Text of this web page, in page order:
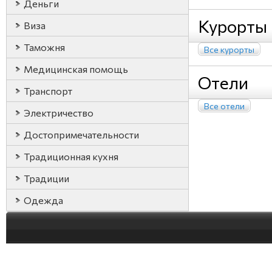
Деньги
Виза
Таможня
Медицинская помощь
Транспорт
Электричество
Достопримечательности
Традиционная кухня
Традиции
Одежда
Курорты
Все курорты
Отели
Все отели